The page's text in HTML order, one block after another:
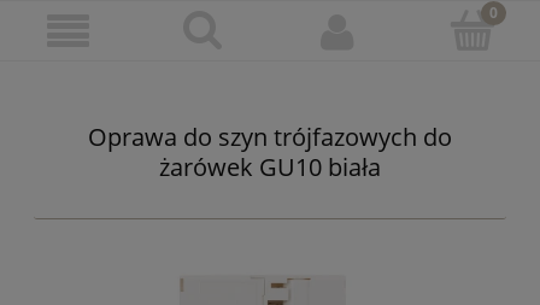
Oprawa do szyn trójfazowych do
żarówek GU10 biała